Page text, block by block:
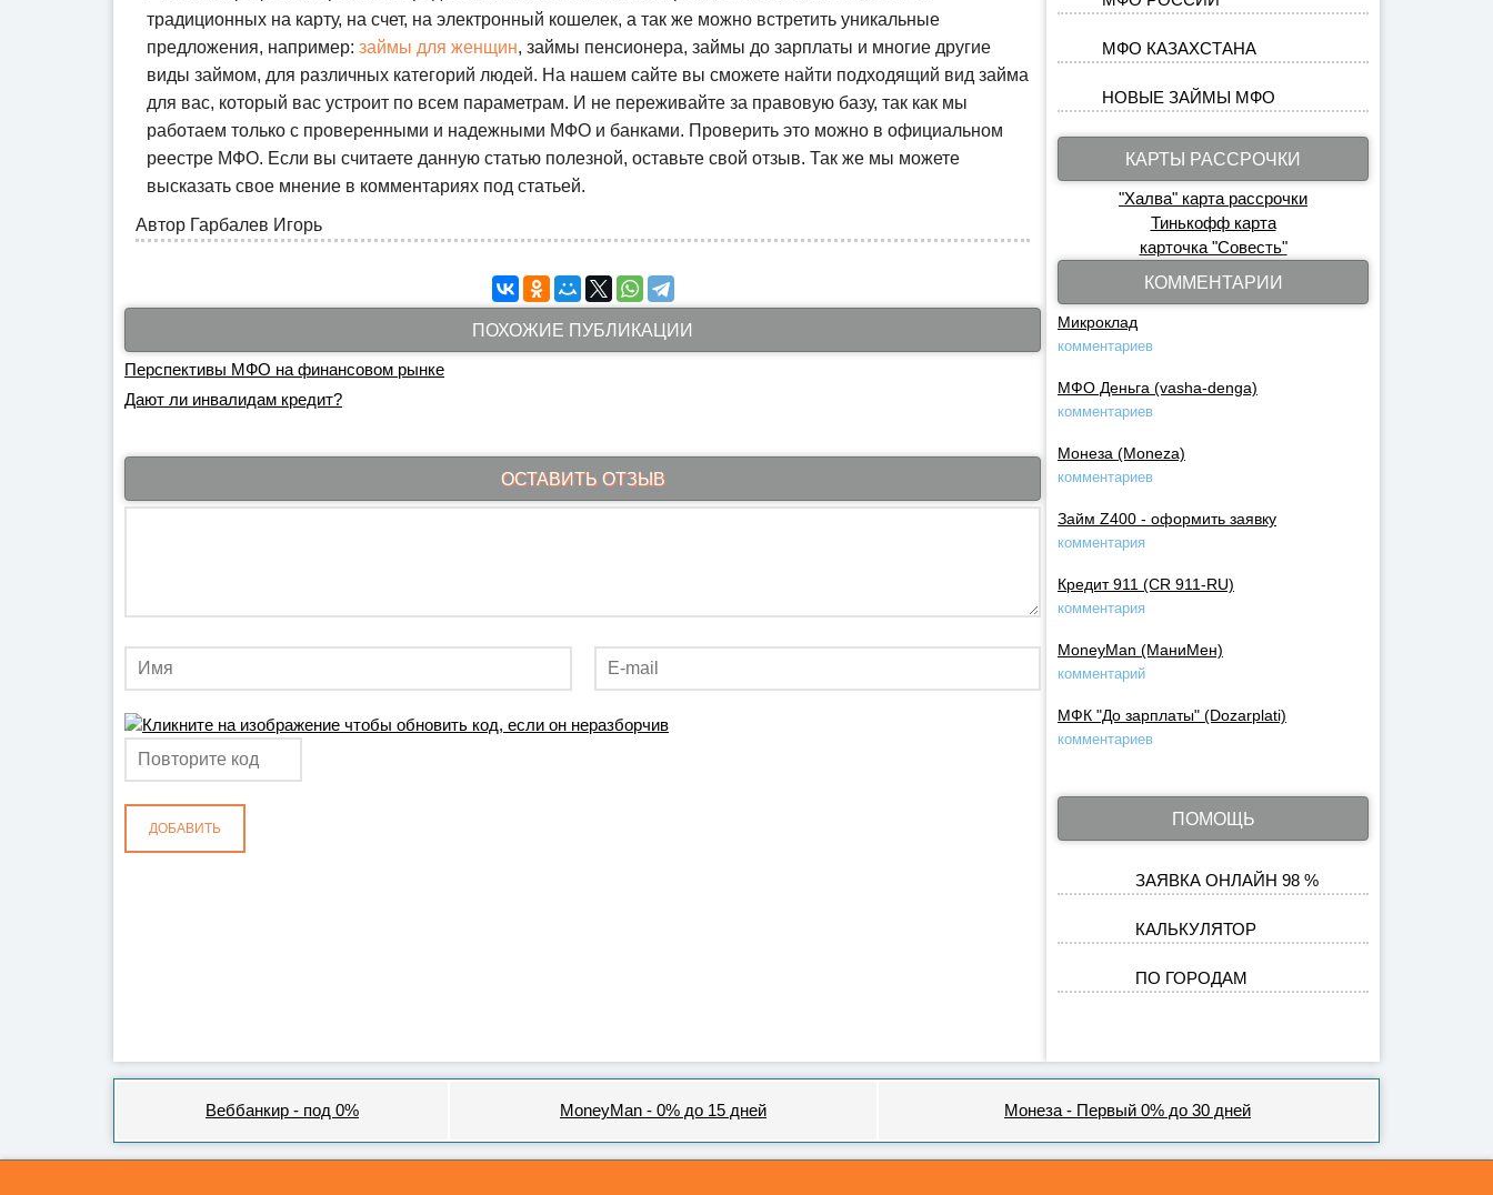
традиционных на карту, на счет, на электронный кошелек, а так же можно встретить уникальные
предложения, например: займы для женщин, займы пенсионера, займы до зарплаты и многие другие
виды займом, для различных категорий людей. На нашем сайте вы сможете найти подходящий вид займа
для вас, который вас устроит по всем параметрам. И не переживайте за правовую базу, так как мы
работаем только с проверенными и надежными МФО и банками. Проверить это можно в официальном
реестре МФО. Если вы считаете данную статью полезной, оставьте свой отзыв. Так же мы можете
высказать свое мнение в комментариях под статьей.
Автор Гарбалев Игорь
ПОХОЖИЕ ПУБЛИКАЦИИ
Перспективы МФО на финансовом рынке
Дают ли инвалидам кредит?
ОСТАВИТЬ ОТЗЫВ
ДОБАВИТЬ
МФО КАЗАХСТАНА
НОВЫЕ ЗАЙМЫ МФО
КАРТЫ РАССРОЧКИ
"Халва" карта рассрочки
Тинькофф карта
карточка "Совесть"
КОММЕНТАРИИ
Микроклад
комментариев
МФО Деньга (vasha-denga)
комментариев
Монеза (Moneza)
комментариев
Займ Z400 - оформить заявку
комментария
Кредит 911 (CR 911-RU)
комментария
MoneyMan (МаниМен)
комментарий
МФК "До зарплаты" (Dozarplati)
комментариев
ПОМОЩЬ
ЗАЯВКА ОНЛАЙН 98 %
КАЛЬКУЛЯТОР
ПО ГОРОДАМ
Веббанкир - под 0% MoneyMan - 0% до 15 дней Монеза - Первый 0% до 30 дней